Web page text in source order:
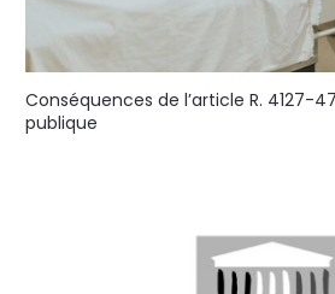
Conséquences de l’article R. 4127-
publique